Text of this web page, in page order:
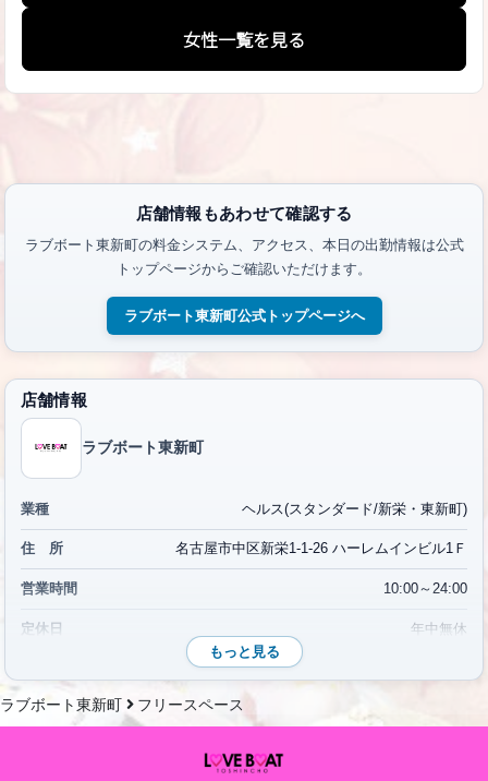
女性一覧を見る
店舗情報もあわせて確認する
ラブボート東新町の料金システム、アクセス、本日の出勤情報は公式
トップページからご確認いただけます。
ラブボート東新町公式トップページへ
店舗情報
ラブボート東新町
業種 ヘルス(スタンダード/新栄・東新町)
住 所 名古屋市中区新栄1-1-26 ハーレムインビル1Ｆ
営業時間 10:00～24:00
定休日 年中無休
アクセス
もっと見る
ラブボート東新町 フリースペース